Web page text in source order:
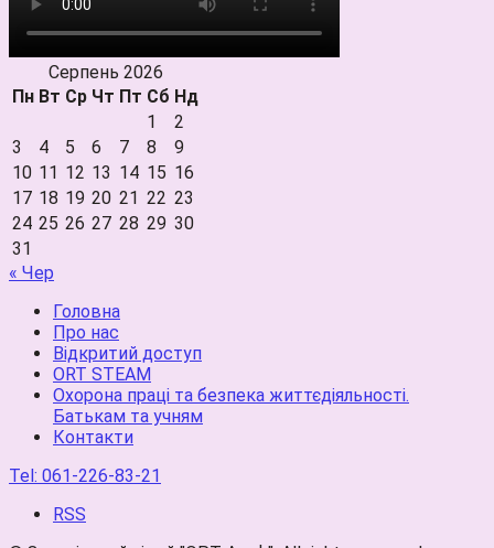
Серпень 2026
Пн Вт Ср Чт Пт Сб Нд
1
2
3
4 5 6 7 8
9
10 11 12 13 14 15 16
17 18 19 20 21 22 23
24 25 26 27 28 29 30
31
« Чер
Головна
Про нас
Відкритий доступ
ORT STEAM
Охорона праці та безпека життєдіяльності.
Батькам та учням
Контакти
Tel: 061-226-83-21
RSS